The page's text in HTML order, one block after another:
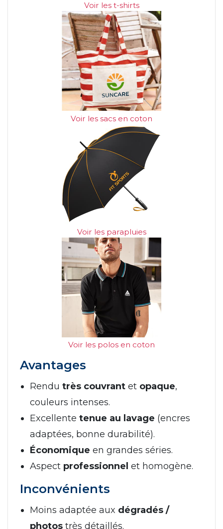
Voir les t-shirts
Voir les sacs en coton
Voir les parapluies
Voir les polos en coton
Avantages
Rendu très couvrant et opaque,
couleurs intenses.
Excellente tenue au lavage (encres
adaptées, bonne durabilité).
Économique en grandes séries.
Aspect professionnel et homogène.
Inconvénients
Moins adaptée aux dégradés /
photos très détaillés.